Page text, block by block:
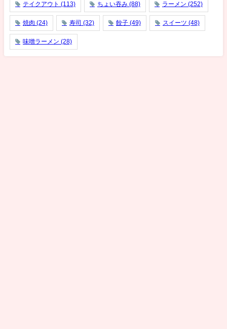
テイクアウト (113) ちょい吞み (88) ラーメン (252)
焼肉 (24) 寿司 (32) 餃子 (49) スイーツ (48)
味噌ラーメン (28)